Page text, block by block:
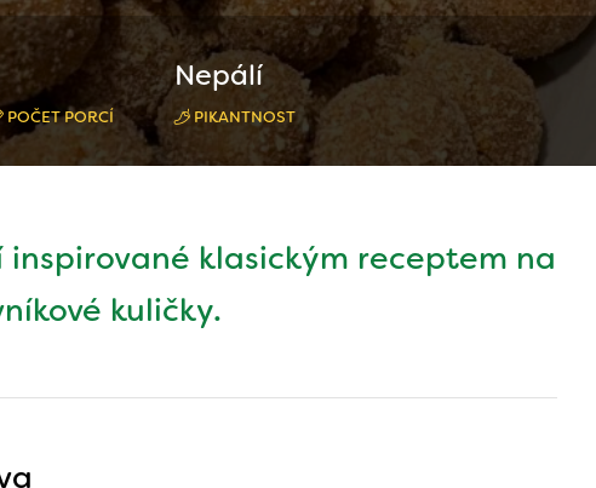
POČET PORCÍ
Nepálí
PIKANTNOST
klasickým receptem na
kuličky.